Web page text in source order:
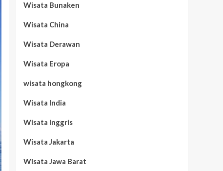
Wisata Bunaken
Wisata China
Wisata Derawan
Wisata Eropa
wisata hongkong
Wisata India
Wisata Inggris
Wisata Jakarta
Wisata Jawa Barat